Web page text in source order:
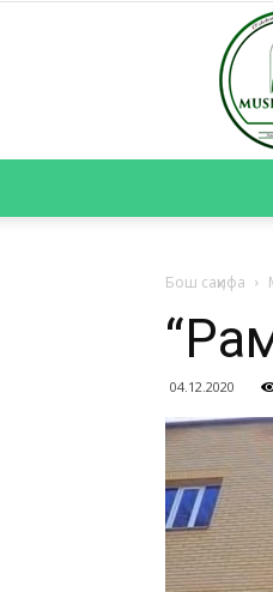
Бош саҳифа
04.12.2020